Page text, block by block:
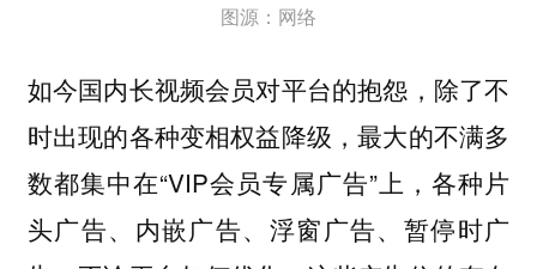
图源：网络
如今国内长视频会员对平台的抱怨，除了不
时出现的各种变相权益降级，最大的不满多
数都集中在“VIP会员专属广告”上，各种片
头广告、内嵌广告、浮窗广告、暂停时广